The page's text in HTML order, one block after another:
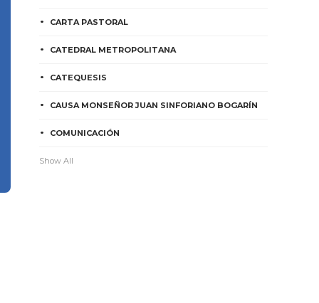
CARTA PASTORAL
CATEDRAL METROPOLITANA
CATEQUESIS
CAUSA MONSEÑOR JUAN SINFORIANO BOGARÍN
COMUNICACIÓN
Show All